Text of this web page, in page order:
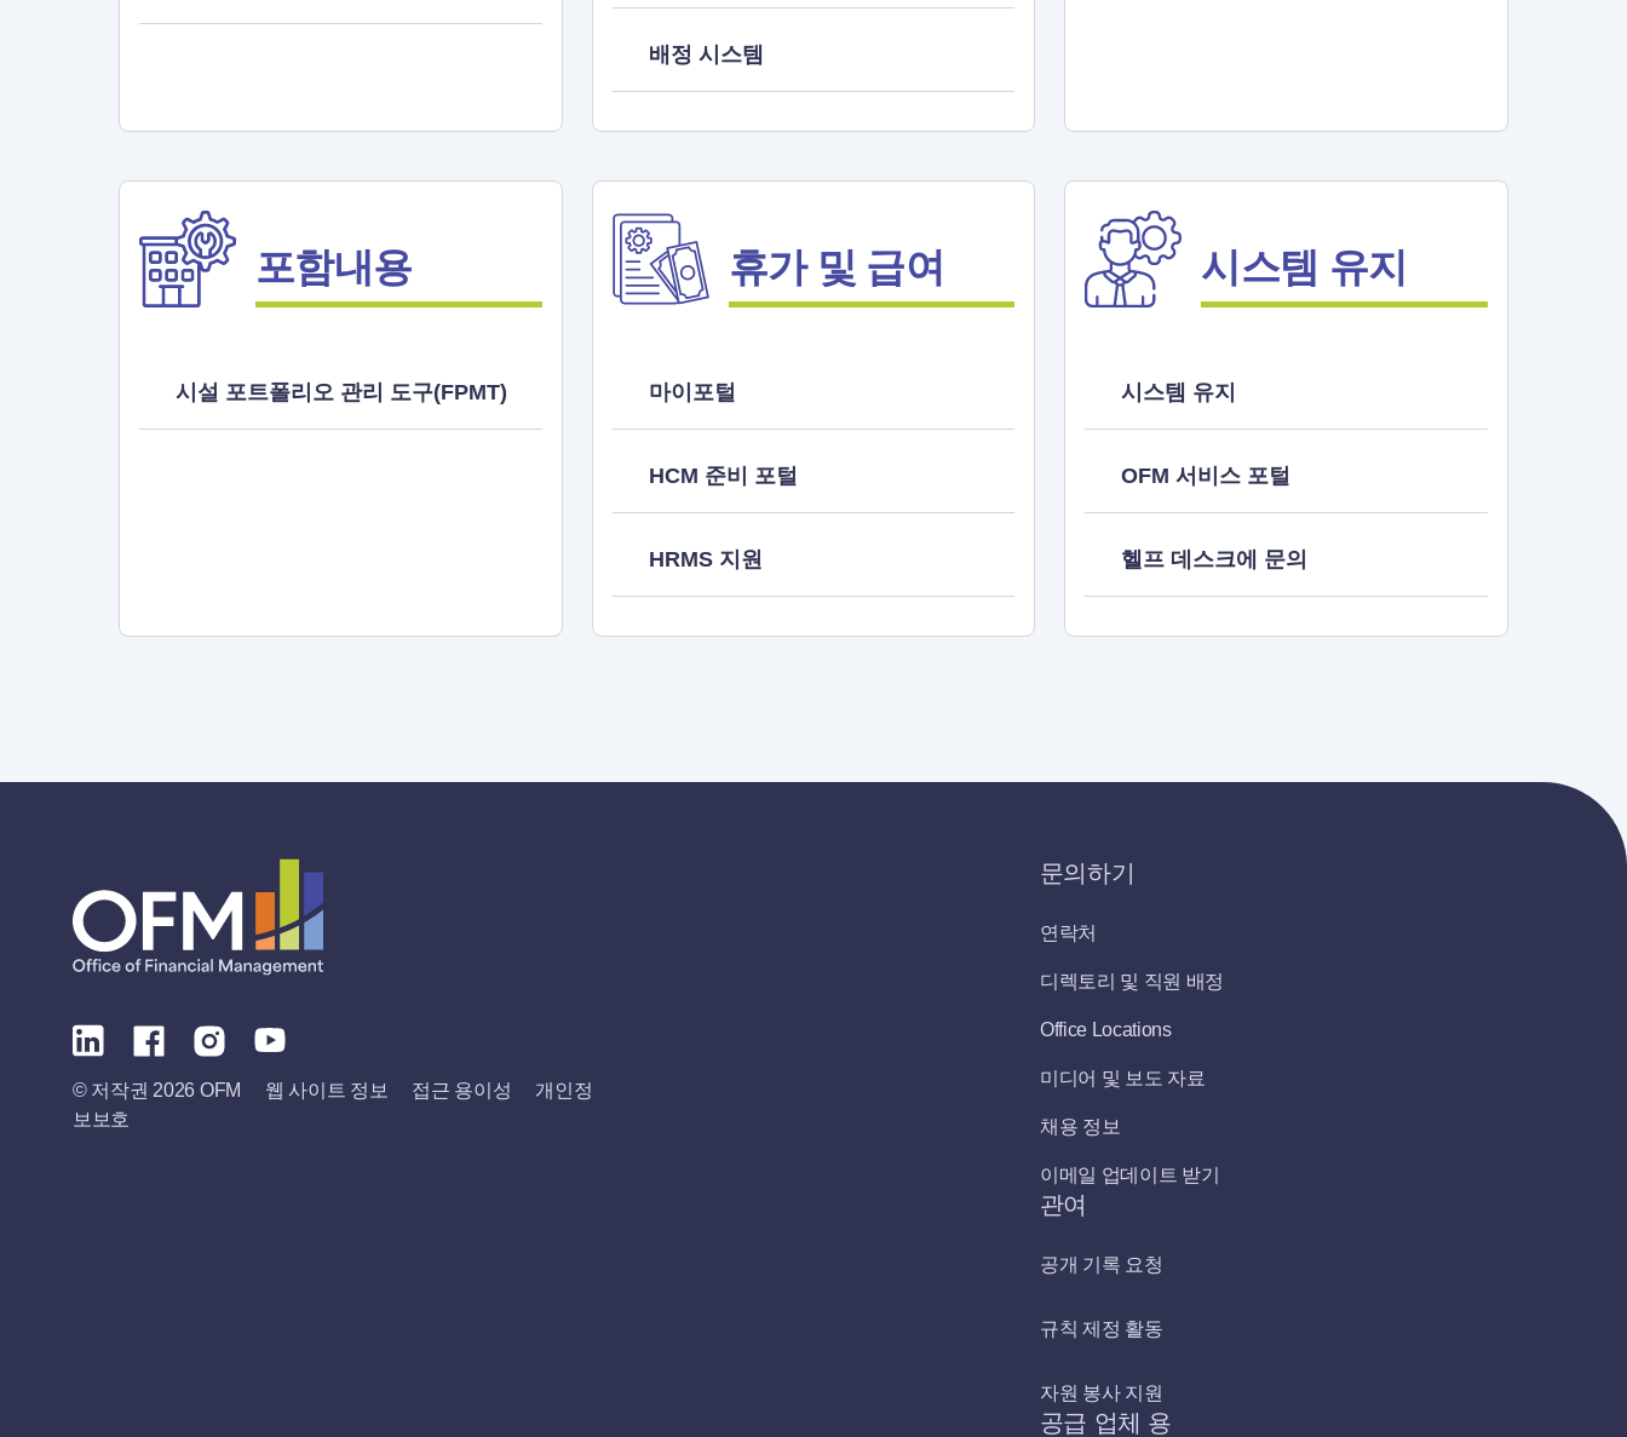
배정 시스템
포함내용
시설 포트폴리오 관리 도구(FPMT)
휴가 및 급여
마이포털
HCM 준비 포털
HRMS 지원
시스템 유지
시스템 유지
OFM 서비스 포털
헬프 데스크에 문의
© 저작권 2026 OFM 웹 사이트 정보 접근 용이성
개인정
보보호
문의하기
연락처
디렉토리 및 직원 배정
Office Locations
미디어 및 보도 자료
채용 정보
이메일 업데이트 받기
관여
공개 기록 요청
규칙 제정 활동
자원 봉사 지원
공급 업체 용